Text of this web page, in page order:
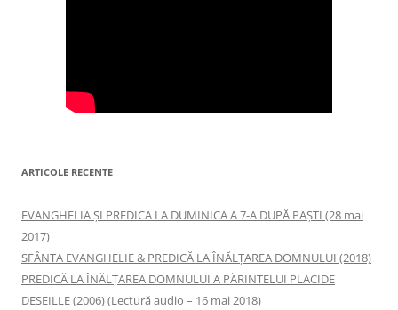
ARTICOLE RECENTE
EVANGHELIA ȘI PREDICA LA DUMINICA A 7-A DUPĂ PAȘTI (28 mai
2017)
SFÂNTA EVANGHELIE & PREDICĂ LA ÎNĂLŢAREA DOMNULUI (2018)
PREDICĂ LA ÎNĂLŢAREA DOMNULUI A PĂRINTELUI PLACIDE
DESEILLE (2006) (Lectură audio – 16 mai 2018)